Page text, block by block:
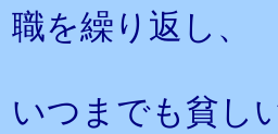
職を繰り返し、
いつまでも貧し